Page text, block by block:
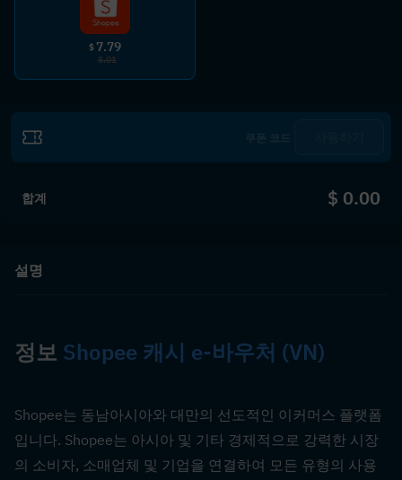
$ 7.79
8.01
합계 $ 0.00
설명
정보 Shopee 캐시 e-바우처 (VN)
Shopee는 동남아시아와 대만의 선도적인 이커머스 플랫폼
입니다. Shopee는 아시아 및 기타 경제적으로 강력한 시장
의 소비자, 소매업체 및 기업을 연결하여 모든 유형의 사용